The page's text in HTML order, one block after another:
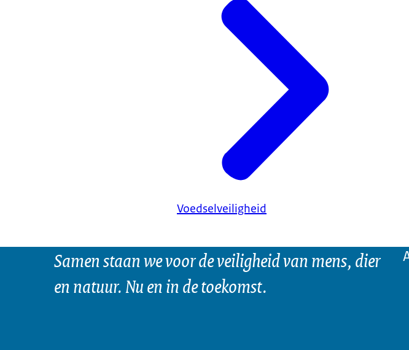
Voedselveiligheid
Samen staan we voor de veiligheid van mens, dier
en natuur. Nu en in de toekomst.